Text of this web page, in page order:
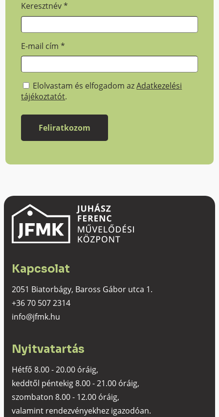
Keresztnév*
E-mail cím*
Elolvastam és elfogadom azAdatkezelési
tájékoztatót.
Kapcsolat
2051 Biatorbágy, Baross Gábor utca 1.
+36 70 507 2314
info@jfmk.hu
Nyitvatartás
Hétfő 8.00 - 20.00 óráig,
keddtől péntekig 8.00 - 21.00 óráig,
szombaton 8.00 - 12.00 óráig,
valamint rendezvényekhez igazodóan.